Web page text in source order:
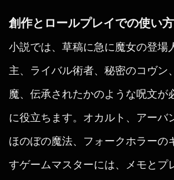
創作とロールプレイでの使い方
小説では、草稿に急に魔女の登場
主、ライバル術者、秘密のコヴン
魔、伝承されたかのような呪文が
に役立ちます。オカルト、アーバ
ほのぼの魔法、フォークホラーの
すゲームマスターには、メモとプ